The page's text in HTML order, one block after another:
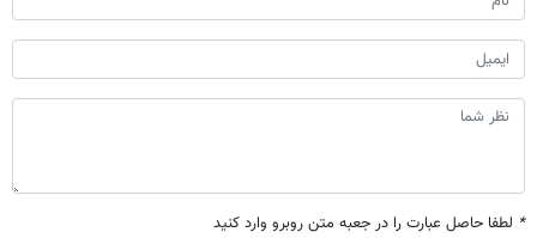
* لطفا حاصل عبارت را در جعبه متن روبرو وارد کنید